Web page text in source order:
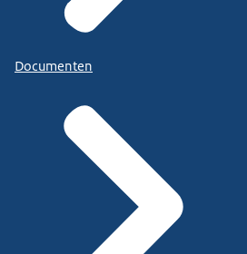
Documenten